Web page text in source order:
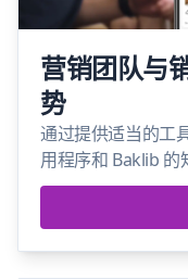
营销团队与
势
通过提供适当的工
用程序和 Baklib 的
会议之外轻松沟通